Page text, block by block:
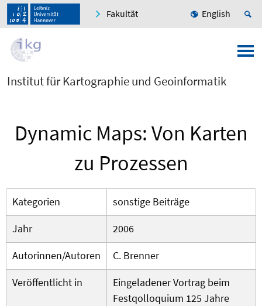
Fakultät English
Institut für Kartographie und Geoinformatik
Dynamic Maps: Von Karten
zu Prozessen
Kategorien
sonstige Beiträge
Jahr
2006
Autorinnen/Autoren
C. Brenner
Veröffentlicht in
Eingeladener Vortrag beim
Festqolloquium 125 Jahre